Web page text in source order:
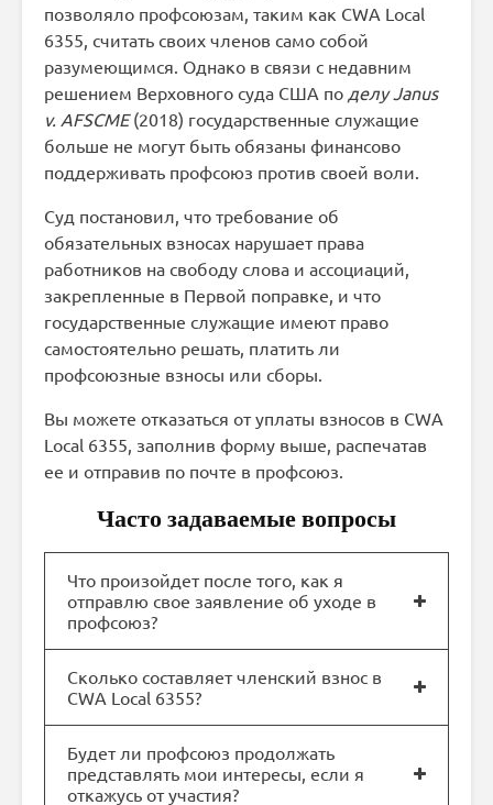
позволяло профсоюзам, таким как CWA Local
6355, считать своих членов само собой
разумеющимся. Однако в связи с недавним
решением Верховного суда США по делу Janus
v. AFSCME(2018) государственные служащие
больше не могут быть обязаны финансово
поддерживать профсоюз против своей воли.
Суд постановил, что требование об
обязательных взносах нарушает права
работников на свободу слова и ассоциаций,
закрепленные в Первой поправке, и что
государственные служащие имеют право
самостоятельно решать, платить ли
профсоюзные взносы или сборы.
Вы можете отказаться от уплаты взносов в CWA
Local 6355, заполнив форму выше, распечатав
ее и отправив по почте в профсоюз.
Часто задаваемые вопросы
Что произойдет после того, как я
отправлю свое заявление об уходе в
профсоюз?
Сколько составляет членский взнос в
CWA Local 6355?
Будет ли профсоюз продолжать
представлять мои интересы, если я
откажусь от участия?